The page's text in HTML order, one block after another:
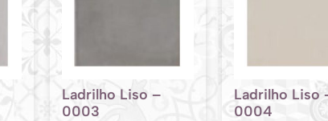
Ladrilho Liso –
0003
Ladrilho Liso
0004